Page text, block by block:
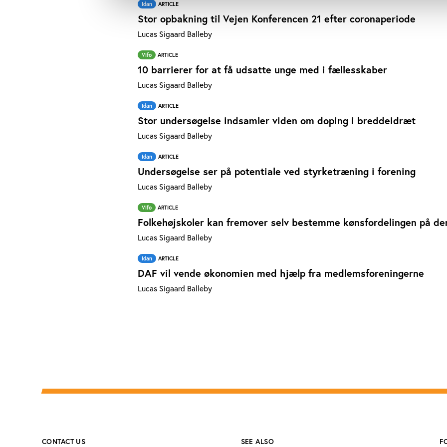
Idan ARTICLE
Stor opbakning til Vejen Konferencen 21 efter coronaperiode
Lucas Sigaard Balleby
Vifo ARTICLE
10 barrierer for at få udsatte unge med i fællesskaber
Lucas Sigaard Balleby
Idan ARTICLE
Stor undersøgelse indsamler viden om doping i breddeidræt
Lucas Sigaard Balleby
Idan ARTICLE
Undersøgelse ser på potentiale ved styrketræning i forening
Lucas Sigaard Balleby
Vifo ARTICLE
Folkehøjskoler kan fremover selv bestemme kønsfordelingen på
Lucas Sigaard Balleby
Idan ARTICLE
DAF vil vende økonomien med hjælp fra medlemsforeningerne
Lucas Sigaard Balleby
CONTACT US SEE ALSO